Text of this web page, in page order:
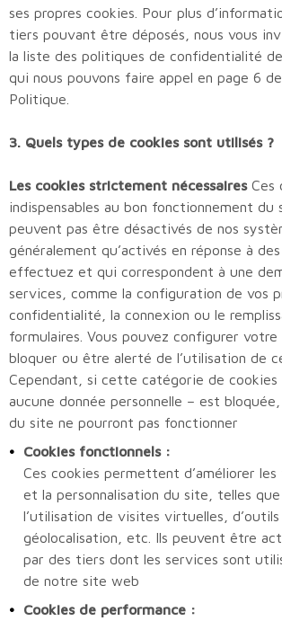
ses propres cookies. Pour plus
tiers pouvant être déposés, nous vous
la liste des politiques de confidentialité
qui nous pouvons faire appel en page 6
Politique.
3. Quels types de cookies sont utilisés ?
Les cookies strictement nécessairesCes
indispensables au bon fonctionnement
peuvent pas être désactivés de nos
généralement qu’activés en réponse à
effectuez et qui correspondent à une
services, comme la configuration de vos
confidentialité, la connexion ou le
formulaires. Vous pouvez configurer
bloquer ou être alerté de l’utilisation de
Cependant, si cette catégorie de cookies
aucune donnée personnelle – est
du site ne pourront pas fonctionner
Cookies fonctionnels :
Ces cookies permettent d’améliorer
et la personnalisation du site, telles
l’utilisation de visites virtuelles,
géolocalisation, etc. Ils peuvent être
par des tiers dont les services sont
de notre site web
Cookies de performance :